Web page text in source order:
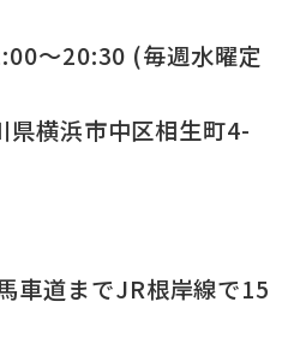
～20:30 (毎週水曜定
横浜市中区相生町4-
車道までJR根岸線で15